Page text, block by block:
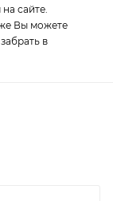
сайте.
Вы можете
в